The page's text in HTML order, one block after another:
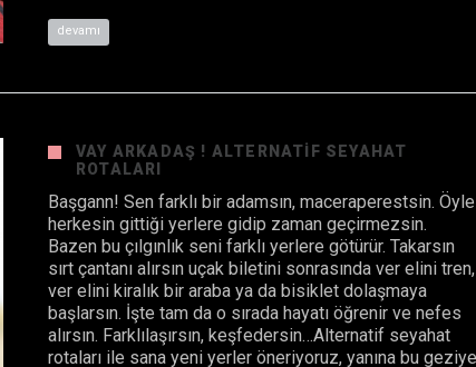
devamı
VAY ARKADAŞ ! ALTERNATIF SEYAHAT
ROTALARI
Başgann! Sen farklı bir adamsın, maceraperestsin. Öyle
herkesin gittiği yerlere gidip zaman geçirmezsin.
Bazen bu çılgınlık seni farklı yerlere götürür. Takarsın
sırt çantanı alırsın uçak biletini sonrasında ver elini tren,
ver elini kiralık bir araba ya da bisiklet dolaşmaya
başlarsın. İşte tam da o sırada hayatı öğrenir ve nefes
alırsın. Farklılaşırsın, keşfedersin…Alternatif seyahat
rotaları ile sana yeni yerler öneriyoruz, yanına bu geziye